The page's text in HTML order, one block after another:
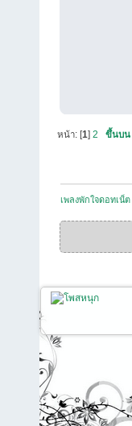
หน้า: [1]2 ขึ้นบน
เพลงพักใจดอทเน็ต